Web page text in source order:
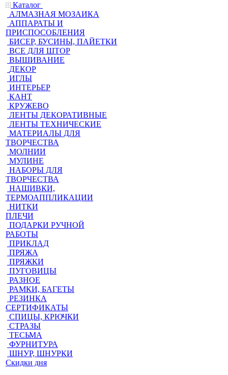
Каталог
АЛМАЗНАЯ МОЗАИКА
АППАРАТЫ И
ПРИСПОСОБЛЕНИЯ
БИСЕР, БУСИНЫ, ПАЙЕТКИ
ВСЕ ДЛЯ ШТОР
ВЫШИВАНИЕ
ДЕКОР
ИГЛЫ
ИНТЕРЬЕР
КАНТ
КРУЖЕВО
ЛЕНТЫ ДЕКОРАТИВНЫЕ
ЛЕНТЫ ТЕХНИЧЕСКИЕ
МАТЕРИАЛЫ ДЛЯ
ТВОРЧЕСТВА
МОЛНИИ
МУЛИНЕ
НАБОРЫ ДЛЯ
ТВОРЧЕСТВА
НАШИВКИ,
ТЕРМОАППЛИКАЦИИ
НИТКИ
ПЛЕЧИ
ПОДАРКИ РУЧНОЙ
РАБОТЫ
ПРИКЛАД
ПРЯЖА
ПРЯЖКИ
ПУГОВИЦЫ
РАЗНОЕ
РАМКИ, БАГЕТЫ
РЕЗИНКА
СЕРТИФИКАТЫ
СПИЦЫ, КРЮЧКИ
СТРАЗЫ
ТЕСЬМА
ФУРНИТУРА
ШНУР, ШНУРКИ
Скидки дня